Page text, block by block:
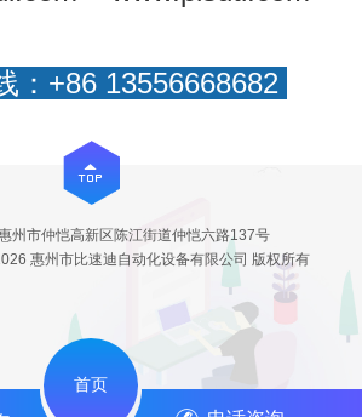
：+86 13556668682
州市仲恺高新区陈江街道仲恺六路137号
惠州市比速迪自动化设备有限公司 版权所有
首页